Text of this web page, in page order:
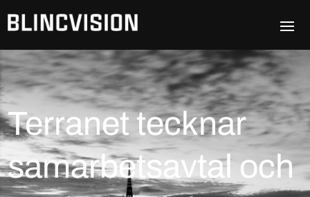
Terranet tecknar
samarbetsavtal och